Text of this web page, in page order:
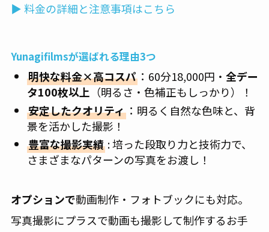
▶ 料金の詳細と注意事項はこちら
Yunagifilmsが選ばれる理由3つ
明快な料金×高コスパ：60分18,000円・ 全デー
タ100枚以上 （明るさ・色補正もしっかり）！
安定したクオリティ：明るく自然な色味と、背
景を活かした撮影！
豊富な撮影実績: 培った段取り力と技術力で、
さまざまなパターンの写真をお渡し！
オプションで動画制作・フォトブックにも対応。
写真撮影にプラスで動画も撮影して制作するお手